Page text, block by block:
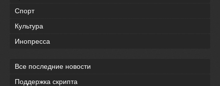
Спорт
Культура
Инопресса
Все последние новости
Поддержка скрипта